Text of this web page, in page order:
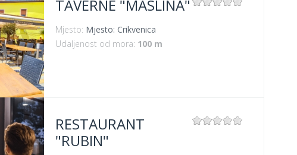
TAVERNE "MASLINA"
Mjesto: Mjesto: Crikvenica
Udaljenost od mora: 100 m
RESTAURANT
"RUBIN"